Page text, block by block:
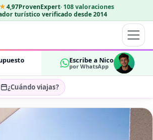
4,97ProvenExpert· 108 valoraciones
turístico verificado desde 2014
Escribe a Nico
por WhatsApp
¿Cuándo viajas?
fechas…